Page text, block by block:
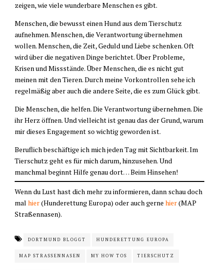
zeigen, wie viele wunderbare Menschen es gibt.
Menschen, die bewusst einen Hund aus dem Tierschutz
aufnehmen. Menschen, die Verantwortung übernehmen
wollen. Menschen, die Zeit, Geduld und Liebe schenken. Oft
wird über die negativen Dinge berichtet. Über Probleme,
Krisen und Missstände. Über Menschen, die es nicht gut
meinen mit den Tieren. Durch meine Vorkontrollen sehe ich
regelmäßig aber auch die andere Seite, die es zum Glück gibt.
Die Menschen, die helfen. Die Verantwortung übernehmen. Die
ihr Herz öffnen. Und vielleicht ist genau das der Grund, warum
mir dieses Engagement so wichtig geworden ist.
Beruflich beschäftige ich mich jeden Tag mit Sichtbarkeit. Im
Tierschutz geht es für mich darum, hinzusehen. Und
manchmal beginnt Hilfe genau dort… Beim Hinsehen!
Wenn du Lust hast dich mehr zu informieren, dann schau doch
mal hier(Hunderettung Europa) oder auch gerne hier(MAP
Straßennasen).
DORTMUND BLOGGT HUNDERETTUNG EUROPA
MAP STRASSENNASEN MY HOW TOS TIERSCHUTZ